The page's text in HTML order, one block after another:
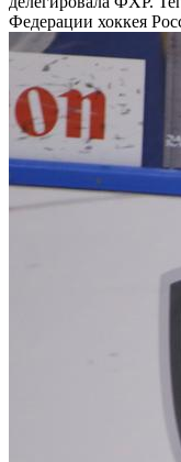
Федерации хоккея